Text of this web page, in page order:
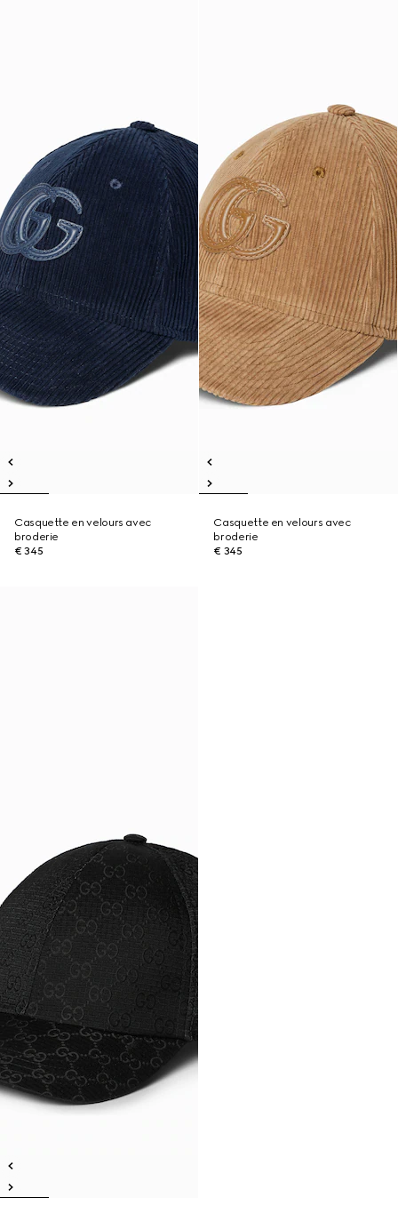
Casquette en velours avec
broderie
€ 345
Casquette en velours avec
broderie
€ 345